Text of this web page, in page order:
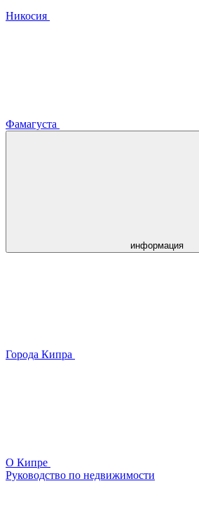
Никосия
Фамагуста
информация
Города Кипра
О Кипре
Руководство по недвижимости